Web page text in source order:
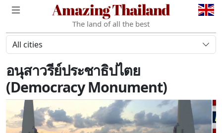
Amazing Thailand
The land of all the best
All cities
อนุสาวรีย์ประชาธิปไตย
(Democracy Monument)